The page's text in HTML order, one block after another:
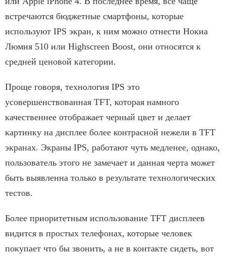
встречаются бюджетные смартфоны, которые
используют IPS экран, к ним можно отнести Нокиа
Люмия 510 или Highscreen Boost, они относятся к
средней ценовой категории.
Проще говоря, технология IPS это
усовершенствованная TFT, которая намного
качественнее отображает черный цвет и делает
картинку на дисплее более контрасной нежели в TFT
экранах. Экраны IPS, работают чуть медленее, однако,
пользователь этого не замечает и данная черта может
быть выявленна только в результате технологических
тестов.
Более приоритетным использование TFT дисплеев
видится в простых телефонах, которые человек
покупает что бы звонить, а не в контакте сидеть, вот